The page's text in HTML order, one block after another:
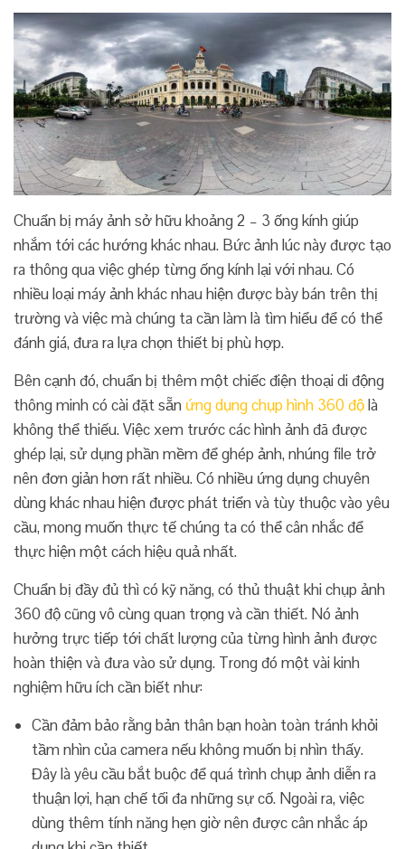
Chuẩn bị máy ảnh sở hữu khoảng 2 – 3 ống kính giúp
nhắm tới các hướng khác nhau. Bức ảnh lúc này được tạo
ra thông qua việc ghép từng ống kính lại với nhau. Có
nhiều loại máy ảnh khác nhau hiện được bày bán trên thị
trường và việc mà chúng ta cần làm là tìm hiểu để có thể
đánh giá, đưa ra lựa chọn thiết bị phù hợp.
Bên cạnh đó, chuẩn bị thêm một chiếc điện thoại di động
thông minh có cài đặt sẵn ứng dụng chụp hình 360 độlà
không thể thiếu. Việc xem trước các hình ảnh đã được
ghép lại, sử dụng phần mềm để ghép ảnh, nhúng file trở
nên đơn giản hơn rất nhiều. Có nhiều ứng dụng chuyên
dùng khác nhau hiện được phát triển và tùy thuộc vào yêu
cầu, mong muốn thực tế chúng ta có thể cân nhắc để
thực hiện một cách hiệu quả nhất.
Chuẩn bị đầy đủ thì có kỹ năng, có thủ thuật khi chụp ảnh
360 độ cũng vô cùng quan trọng và cần thiết. Nó ảnh
hưởng trực tiếp tới chất lượng của từng hình ảnh được
hoàn thiện và đưa vào sử dụng. Trong đó một vài kinh
nghiệm hữu ích cần biết như:
Cần đảm bảo rằng bản thân bạn hoàn toàn tránh khỏi
tầm nhìn của camera nếu không muốn bị nhìn thấy.
Đây là yêu cầu bắt buộc để quá trình chụp ảnh diễn ra
thuận lợi, hạn chế tối đa những sự cố. Ngoài ra, việc
dùng thêm tính năng hẹn giờ nên được cân nhắc áp